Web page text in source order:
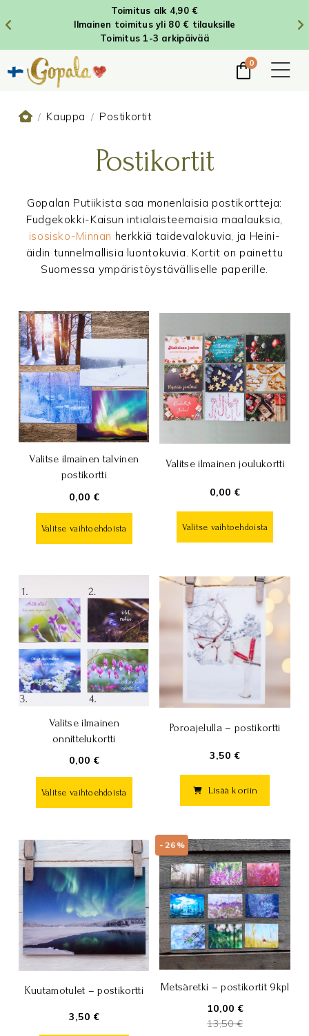
Toimitus alk 4,90 €
Ilmainen toimitus yli 80 € tilauksille
Toimitus 1-3 arkipäivää
0
/ Kauppa / Postikortit
Postikortit
Gopalan Putiikista saa monenlaisia postikortteja:
Fudgekokki-Kaisun intialaisteemaisia maalauksia,
isosisko-Minnan herkkiä taidevalokuvia, ja Heini-
äidin tunnelmallisia luontokuvia. Kortit on painettu
Suomessa ympäristöystävälliselle paperille.
Valitse ilmainen talvinen
postikortti
0,00 €
Valitse vaihtoehdoista
Valitse ilmainen joulukortti
0,00 €
Valitse vaihtoehdoista
Valitse ilmainen
onnittelukortti
0,00 €
Valitse vaihtoehdoista
Poroajelulla – postikortti
3,50 €
Lisää koriin
Kuutamotulet – postikortti
3,50 €
Metsäretki – postikortit 9kpl
-26%
10,00 €
13,50 €